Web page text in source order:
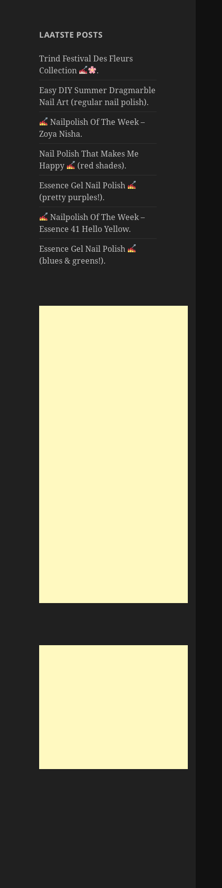
LAATSTE POSTS
Trind Festival Des Fleurs
Collection
.
Easy DIY Summer Dragmarble
Nail Art (regular nail polish).
Nailpolish Of The Week –
Zoya Nisha.
Nail Polish That Makes Me
Happy
(red shades).
Essence Gel Nail Polish
(pretty purples!).
Nailpolish Of The Week –
Essence 41 Hello Yellow.
Essence Gel Nail Polish
(blues & greens!).